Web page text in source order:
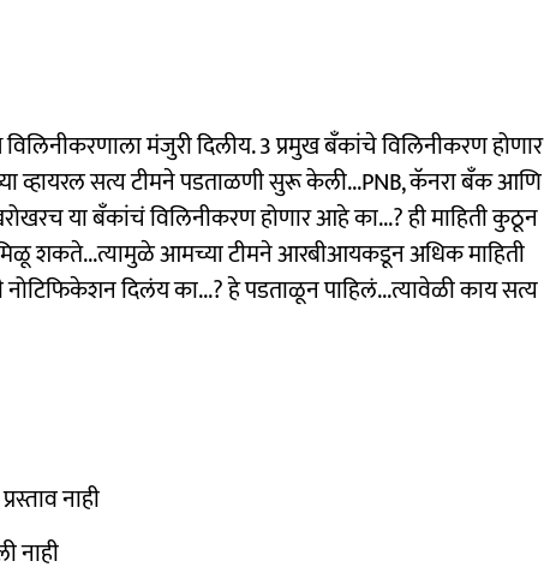
मंजुरी दिलीय. 3 प्रमुख बँकांचे विलिनीकरण होणार
व्हायरल सत्य टीमने पडताळणी सुरू केली...PNB, कॅनरा बँक आणि
या बँकांचं विलिनीकरण होणार आहे का...? ही माहिती कुठून
शकते...त्यामुळे आमच्या टीमने आरबीआयकडून अधिक माहिती
दिलंय का...? हे पडताळून पाहिलं...त्यावेळी काय सत्य
नाही
नाही